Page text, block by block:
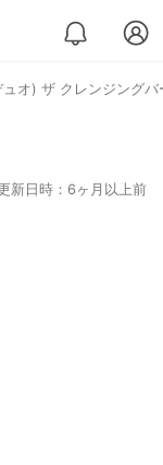
ュオ) ザ クレンジング
新日時：6ヶ月以上前